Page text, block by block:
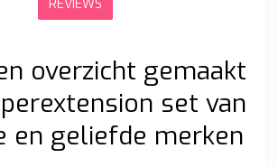
REVIEWS
overzicht gemaakt
set van
en geliefde merken